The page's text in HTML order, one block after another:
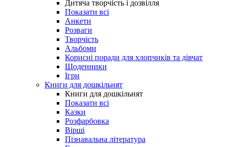
Дитяча творчість і дозвілля
Показати всі
Анкети
Розваги
Творчість
Альбоми
Корисні поради для хлопчиків та дівчат
Щоденники
Ігри
Книги для дошкільнят
Книги для дошкільнят
Показати всі
Казки
Розфарбовка
Вірші
Пізнавальна література